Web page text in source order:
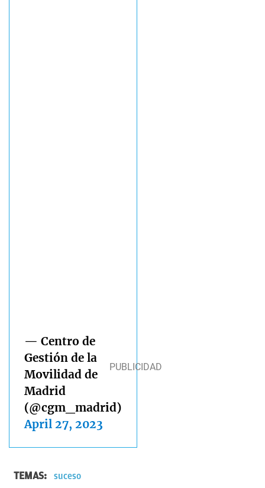
— Centro de
Gestión de la
Movilidad de
Madrid
(@cgm_madrid)
April 27, 2023
TEMAS: suceso